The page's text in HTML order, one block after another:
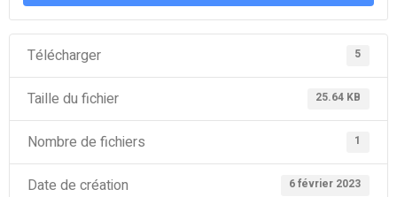
Télécharger 5
Taille du fichier 25.64 KB
Nombre de fichiers 1
Date de création 6 février 2023